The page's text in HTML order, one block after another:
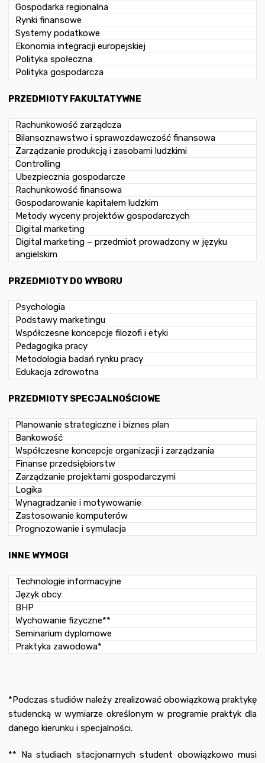
Gospodarka regionalna
Rynki finansowe
Systemy podatkowe
Ekonomia integracji europejskiej
Polityka społeczna
Polityka gospodarcza
PRZEDMIOTY FAKULTATYWNE
Rachunkowość zarządcza
Bilansoznawstwo i sprawozdawczość finansowa
Zarządzanie produkcją i zasobami ludzkimi
Controlling
Ubezpiecznia gospodarcze
Rachunkowość finansowa
Gospodarowanie kapitałem ludzkim
Metody wyceny projektów gospodarczych
Digital marketing
Digital marketing – przedmiot prowadzony w języku
angielskim
PRZEDMIOTY DO WYBORU
Psychologia
Podstawy marketingu
Współczesne koncepcje filozofi i etyki
Pedagogika pracy
Metodologia badań rynku pracy
Edukacja zdrowotna
PRZEDMIOTY SPECJALNOŚCIOWE
Planowanie strategiczne i biznes plan
Bankowość
Współczesne koncepcje organizacji i zarządzania
Finanse przedsiębiorstw
Zarządzanie projektami gospodarczymi
Logika
Wynagradzanie i motywowanie
Zastosowanie komputerów
Prognozowanie i symulacja
INNE WYMOGI
Technologie informacyjne
Język obcy
BHP
Wychowanie fizyczne**
Seminarium dyplomowe
Praktyka zawodowa*
*Podczas studiów należy zrealizować obowiązkową praktykę
studencką w wymiarze określonym w programie praktyk dla
danego kierunku i specjalności.
** Na studiach stacjonarnych student obowiązkowo musi